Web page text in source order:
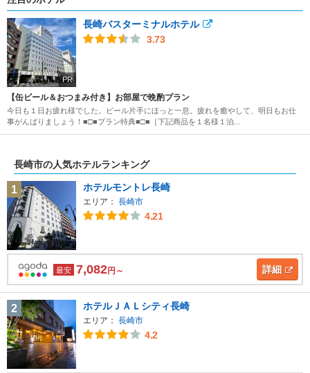
PR
長崎バスターミナルホテル
3.73
【缶ビール＆おつまみ付き】お部屋で晩酌プラン
今日も１日お疲れ様でした。ビール片手にほっと一息。疲れを癒やして、明日もお仕
事がんばりましょう！■□■プラン特典■□■［下記商品を１名様１泊...
長崎市の人気ホテルランキング
1 ホテルモントレ長崎
エリア： 長崎市
4.21
最安 7,082円～ 詳細
2 ホテルＪＡＬシティ長崎
エリア： 長崎市
4.2